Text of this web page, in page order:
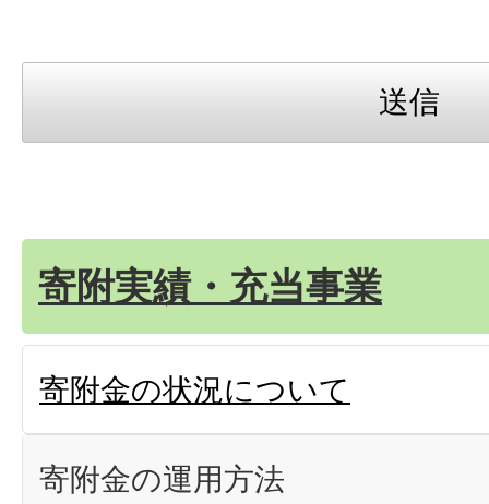
寄附実績・充当事業
寄附金の状況について
寄附金の運用方法